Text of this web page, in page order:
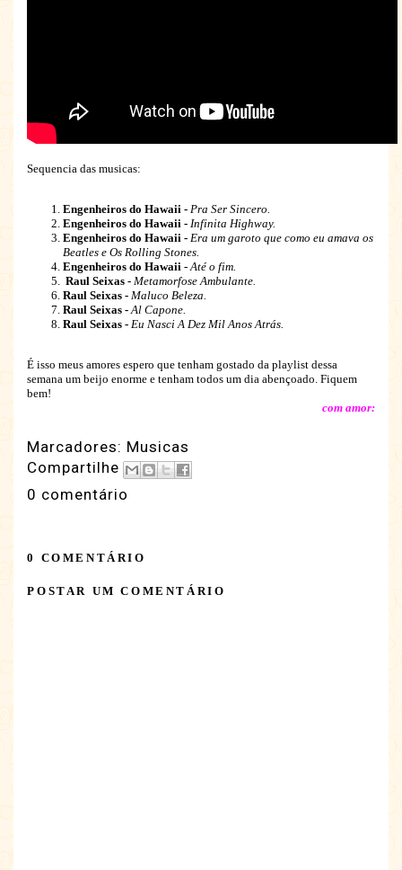
Sequencia das musicas:
Engenheiros do Hawaii - Pra Ser Sincero.
Engenheiros do Hawaii - Infinita Highway.
Engenheiros do Hawaii - Era um garoto que como eu amava os
Beatles e Os Rolling Stones.
Engenheiros do Hawaii -Até o fim.
Raul Seixas - Metamorfose Ambulante.
Raul Seixas - Maluco Beleza.
Raul Seixas -Al Capone.
Raul Seixas - Eu Nasci A Dez Mil Anos Atrás.
É isso meus amores espero que tenham gostado da playlist dessa
semana um beijo enorme e tenham todos um dia abençoado. Fiquem
bem!
com amor:
Marcadores: Musicas
Compartilhe
0 comentário
0 COMENTÁRIO
POSTAR UM COMENTÁRIO